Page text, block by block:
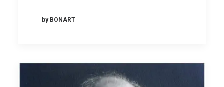
by BONART